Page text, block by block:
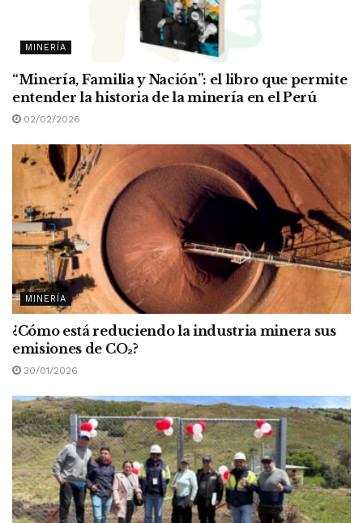
MINERÍA
“Minería, Familia y Nación”: el libro que permite
entender la historia de la minería en el Perú
02/02/2026
MINERÍA
¿Cómo está reduciendo la industria minera sus
emisiones de CO₂?
30/01/2026